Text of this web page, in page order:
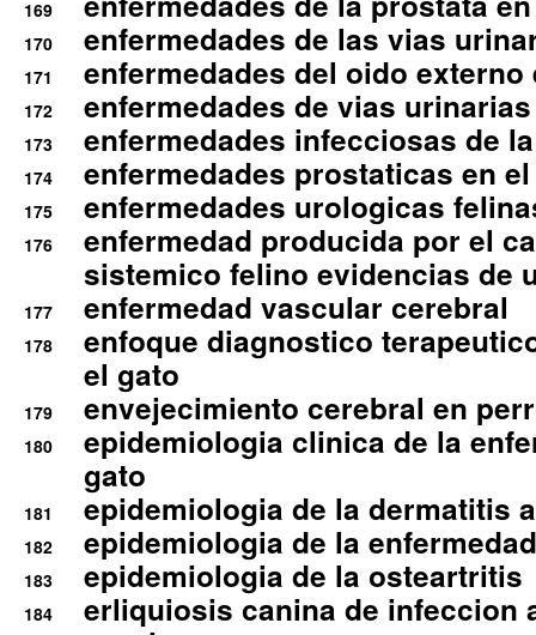
169
170 enfermedades de las vias
171 enfermedades del oido
172 enfermedades de vias
173 enfermedades infecciosas de
174 enfermedades prostaticas en
175 enfermedades urologicas
176
enfermedad producida por el
sistemico felino evidencias de
177 enfermedad vascular cerebral
178
enfoque diagnostico
el gato
179 envejecimiento cerebral en
180
epidemiologia clinica de la
gato
181 epidemiologia de la dermatitis
182 epidemiologia de la
183 epidemiologia de la osteartritis
184
erliquiosis canina de infeccion